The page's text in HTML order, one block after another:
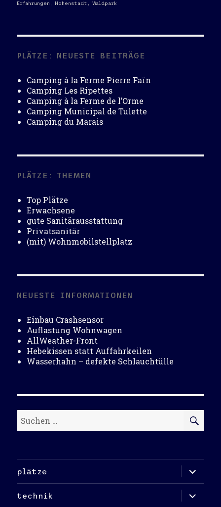
Erfahrungen
Hohenstadt ,Waldpark
PLÄTZE: NEUESTE BEITRÄGE
Camping à la Ferme Pierre Faïn
Camping Les Ripettes
Camping à la Ferme de l’Orme
Camping Municipal de Tulette
Camping du Marais
PLÄTZE: THEMEN
Top Plätze
Erwachsene
gute Sanitärausstattung
Privatsanitär
(mit) Wohnmobilstellplatz
NEUESTE INFORMATIONEN
Einbau Crashsensor
Auflastung Wohnwagen
AllWeather-Front
Hebekissen statt Auffahrkeilen
Wasserhahn – defekte Schlauchtülle
nach:
plätze
öffnen
technik
öffnen